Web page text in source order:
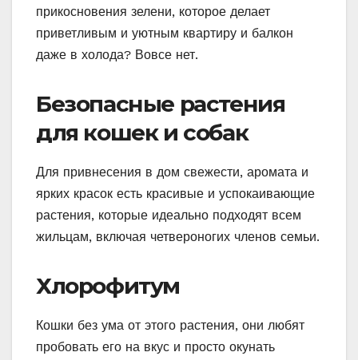
прикосновения зелени, которое делает
приветливым и уютным квартиру и балкон
даже в холода? Вовсе нет.
Безопасные растения
для кошек и собак
Для привнесения в дом свежести, аромата и
ярких красок есть красивые и успокаивающие
растения, которые идеально подходят всем
жильцам, включая четвероногих членов семьи.
Хлорофитум
Кошки без ума от этого растения, они любят
пробовать его на вкус и просто окунать